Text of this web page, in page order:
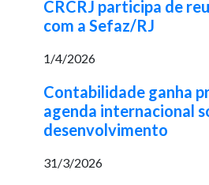
CRCRJ participa de
com a Sefaz/RJ
1/4/2026
Contabilidade ganha
agenda internacional
desenvolvimento
31/3/2026